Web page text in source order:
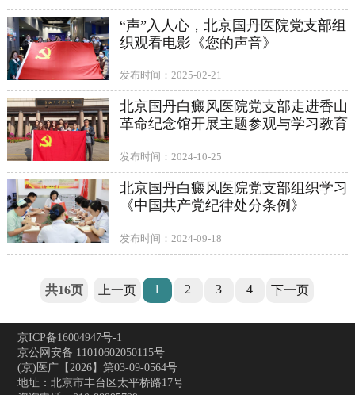
“声”入人心，北京国丹医院党支部组
织观看电影《您的声音》
发布时间：2025-02-21
北京国丹白癜风医院党支部走进香山
革命纪念馆开展主题参观与学习教育
发布时间：2024-10-25
北京国丹白癜风医院党支部组织学习
《中国共产党纪律处分条例》
发布时间：2024-09-18
共16页 上一页 1 2 3 4 下一页
京ICP备16004947号-1
京公网安备 11010602050115号
(京)医广【2026】第03-09-0564号
地址：北京市丰台区太平桥路17号